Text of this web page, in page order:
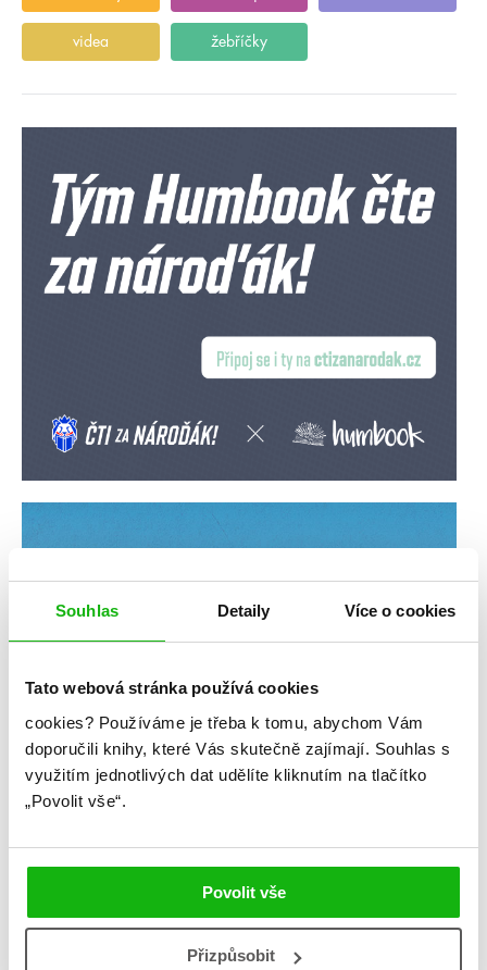
Souhlas Detaily Více o cookies
Tato webová stránka používá cookies
cookies? Používáme je třeba k tomu, abychom Vám
doporučili knihy, které Vás skutečně zajímají. Souhlas s
využitím jednotlivých dat udělíte kliknutím na tlačítko
„Povolit vše“.
Povolit vše
Přizpůsobit
videa žebříčky